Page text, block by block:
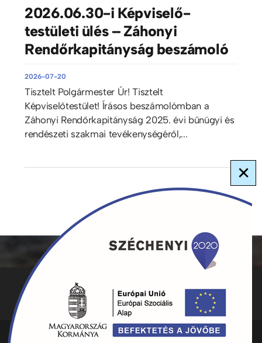
2026.06.30-i Képviselő-
testületi ülés – Záhonyi
Rendőrkapitányság beszámoló
2026-07-20
Tisztelt Polgármester Úr! Tisztelt
Képviselőtestület! Írásos beszámolómban a
Záhonyi Rendőrkapitányság 2025. évi bűnügyi és
rendészeti szakmai tevékenységéről,...
ADATKEZELÉS
KAPCSOLAT
×